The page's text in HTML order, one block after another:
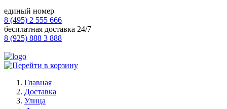
единый номер
8 (495) 2 555 666
бесплатная доставка 24/7
8 (925) 888 3 888
Главная
Доставка
Улица